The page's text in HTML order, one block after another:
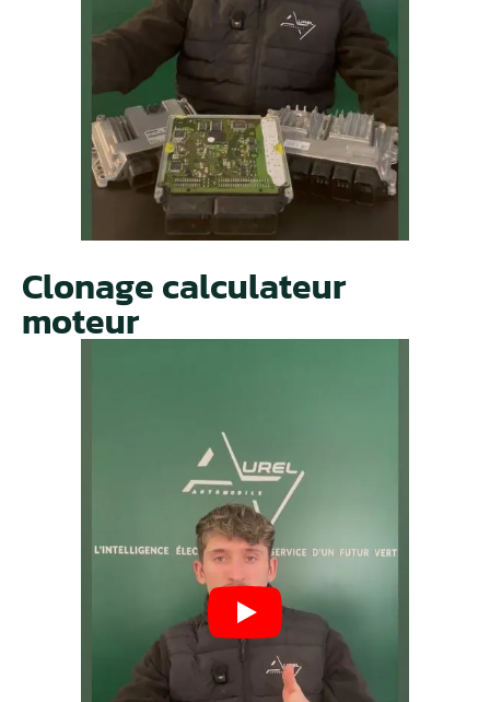
Clonage calculateur
moteur